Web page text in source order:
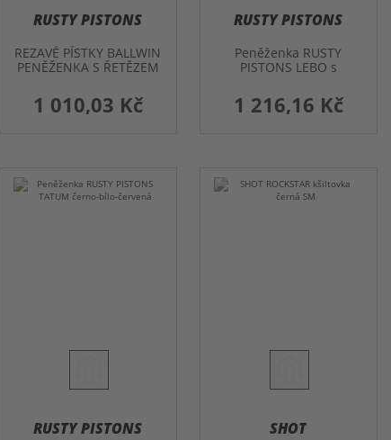
RUSTY PISTONS
REZAVÉ PÍSTKY BALLWIN
PENĚŽENKA S ŘETĚZEM
1 010,03 Kč
RUSTY PISTONS
Peněženka RUSTY
PISTONS LEBO s
1 216,16 Kč
RUSTY PISTONS SHOT